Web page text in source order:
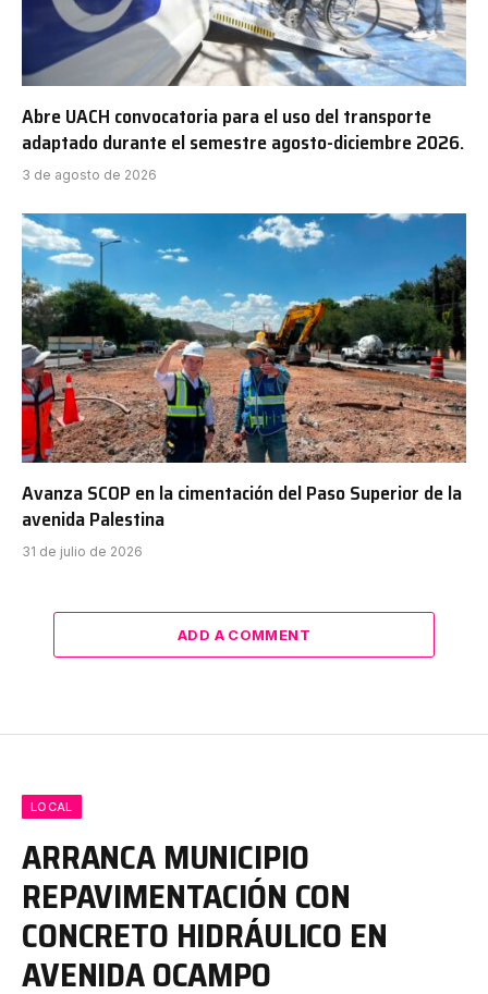
Abre UACH convocatoria para el uso del transporte
adaptado durante el semestre agosto-diciembre 2026.
3 de agosto de 2026
Avanza SCOP en la cimentación del Paso Superior de la
avenida Palestina
31 de julio de 2026
ADD A COMMENT
LOCAL
ARRANCA MUNICIPIO
REPAVIMENTACIÓN CON
CONCRETO HIDRÁULICO EN
AVENIDA OCAMPO